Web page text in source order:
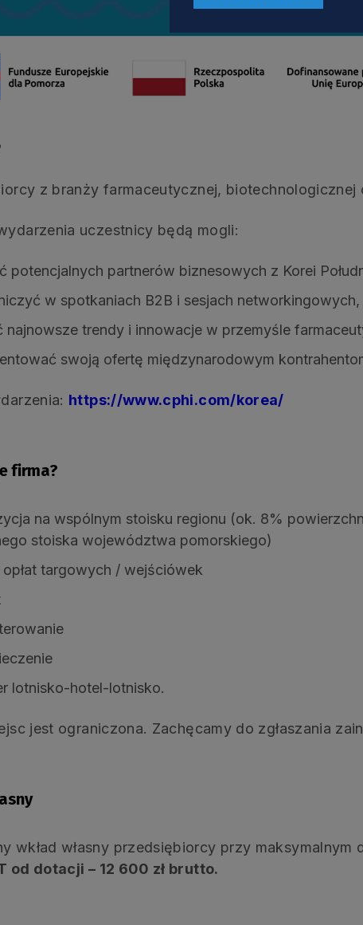
z branży farmaceutycznej,
uczestnicy będą mogli:
potencjalnych partnerów biznesowych z Korei
w spotkaniach B2B i sesjach networkingowych,
najnowsze trendy i innowacje w przemyśle
swoją ofertę międzynarodowym
https://www.cphi.com/korea/
firma?
na wspólnym stoisku regionu (ok. 8%
stoiska województwa pomorskiego)
opłat targowych / wejściówek
lotnisko-hotel-lotnisko.
jest ograniczona. Zachęcamy do zgłaszania
wkład własny przedsiębiorcy przy maksymalnym
od dotacji – 12 600 zł brutto.